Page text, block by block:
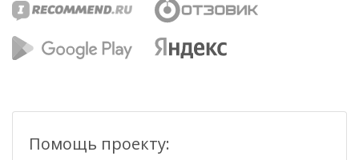
Помощь проекту: